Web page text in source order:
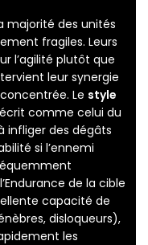
majorité des unités
fragiles. Leurs
l’agilité plutôt que
leur synergie
Le style
comme celui du
infliger des dégâts
si l’ennemi
de la cible
capacité de
disloqueurs),
les